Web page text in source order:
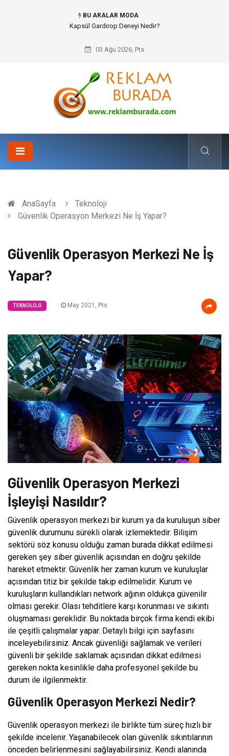
BU ARALAR MODA
Ataşehir Gitar Dersi Ve Modern Yaşamda Sanatla Gelen Dinginlik
03 Ağu 2026, Pts
AnaSayfa
Teknoloji
Güvenlik Operasyon Merkezi Ne İş Yapar?
Güvenlik Operasyon Merkezi Ne İş
Yapar?
TEKNOLOJI May 2021, Pts
Güvenlik Operasyon Merkezi
İşleyişi Nasıldır?
Güvenlik operasyon merkezi bir kurum ya da kuruluşun siber
güvenlik durumunu sürekli olarak izlemektedir. Bilişim
sektörü söz konusu olduğu zaman burada dikkat edilmesi
gereken şey siber güvenlik açısından en doğru şekilde
hareket etmektir. Güvenlik her zaman kurum ve kuruluşlar
açısından titiz bir şekilde takip edilmelidir. Kurum ve
kuruluşların kullandıkları network ağının oldukça güvenilir
olması gerekir. Olası tehditlere karşı korunması ve sıkıntı
oluşmaması gereklidir. Bu noktada birçok firma kendi ekibi
ile çeşitli çalışmalar yapar. Detaylı bilgi için sayfasını
inceleyebilirsiniz. Ancak güvenliği sağlamak ve verileri
güvenli bir şekilde saklamak açısından dikkat edilmesi
gereken nokta kesinlikle daha profesyonel şekilde bu
durum ile ilgilenmektir.
Güvenlik Operasyon Merkezi Nedir?
Güvenlik operasyon merkezi ile birlikte tüm süreç hızlı bir
şekilde incelenir. Yaşanabilecek olan güvenlik sıkıntılarının
önceden belirlenmesini sağlayabilirsiniz. Kendi alanında